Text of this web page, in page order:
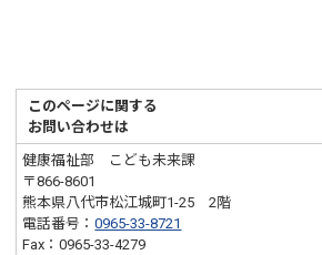
このページに関する
お問い合わせは
健康福祉部 こども未来課
〒866-8601
熊本県八代市松江城町1-25 2階
電話番号：0965-33-8721
Fax：0965-33-4279